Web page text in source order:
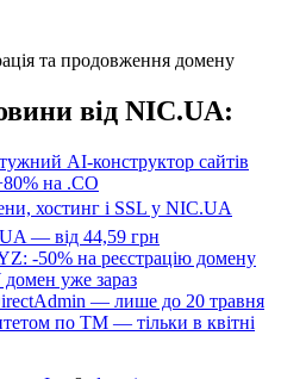
та продовження домену
від NIC.UA:
AI-конструктор сайтів
на .CO
хостинг і SSL у NIC.UA
— від 44,59 грн
-50% на реєстрацію домену
домен уже зараз
— лише до 20 травня
по ТМ — тільки в квітні